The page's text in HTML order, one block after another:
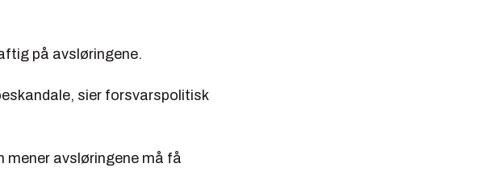
på avsløringene.
sier forsvarspolitisk
mener avsløringene må få